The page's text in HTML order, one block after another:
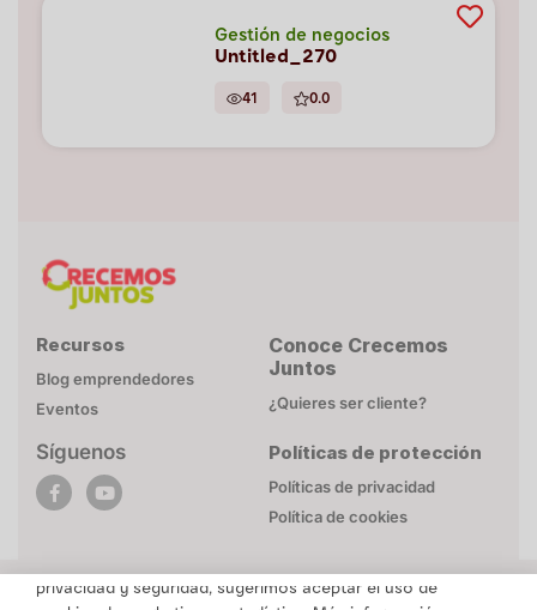
Gestión de negocios
Untitled_270
41 0.0
Recursos
Blog emprendedores
Eventos
Síguenos
Conoce Crecemos
Juntos
¿Quieres ser cliente?
Políticas de protección
Políticas de privacidad
Política de cookies
POLÍTICA DE COOKIES
Esta página web utiliza cookies necesarias para su
privacidad y seguridad, sugerimos aceptar el uso de